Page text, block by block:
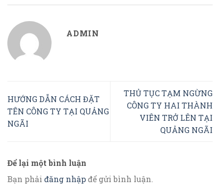
ADMIN
HƯỚNG DẪN CÁCH ĐẶT
TÊN CÔNG TY TẠI QUẢNG
NGÃI
THỦ TỤC TẠM NGỪNG
CÔNG TY HAI THÀNH
VIÊN TRỞ LÊN TẠI
QUẢNG NGÃI
Để lại một bình luận
Bạn phải đăng nhậpđể gửi bình luận.